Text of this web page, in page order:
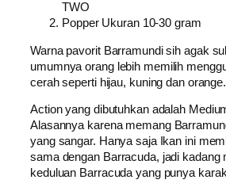
TWO
Popper Ukuran 10-30 gram
Warna pavorit Barramundi sih agak
umumnya orang lebih memilih
cerah seperti hijau, kuning dan orange.
Action yang dibutuhkan adalah
Alasannya karena memang
yang sangar. Hanya saja Ikan ini
sama dengan Barracuda, jadi kadang
keduluan Barracuda yang punya